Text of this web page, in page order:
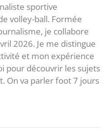
sportive
volley-ball. Formée
je collabore
2026. Je me distingue
et mon expérience
pour découvrir les sujets
On va parler foot 7 jours